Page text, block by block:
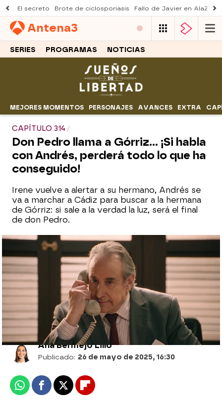
El secreto Brote de ciclosporiasis Fallo de Javier en AlaZ
Antena3
SERIES PROGRAMAS NOTICIAS
MEJORES MOMENTOS PERSONAJES AVANCES EXTRA
CAPÍTULO 314
Don Pedro llama a Górriz... ¡Si habla
con Andrés, perderá todo lo que ha
conseguido!
Irene vuelve a alertar a su hermano, Andrés se
va a marchar a Cádiz para buscar a la hermana
de Górriz: si sale a la verdad la luz, será el final
de don Pedro.
Don Pedro e Irene, contra las cuerdas:
temen que Andrés descubra la verdad
sobre Górriz
Ana Bermejo Lillo
Publicado: 26 de mayo de 2025, 16:30
WhatsappFacebook
X Flipboard